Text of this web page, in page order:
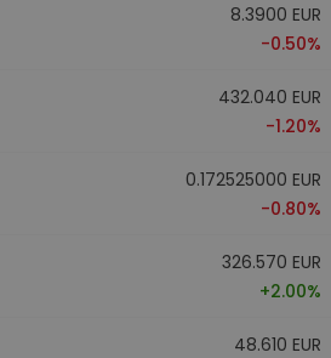
8.3900 EUR
-0.50%
432.040 EUR
-1.20%
0.172525000 EUR
-0.80%
326.570 EUR
+2.00%
48.610 EUR